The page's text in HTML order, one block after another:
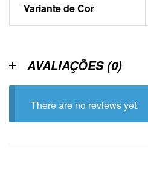
Variante de Cor
AVALIAÇÕES (0)
There are no reviews yet.